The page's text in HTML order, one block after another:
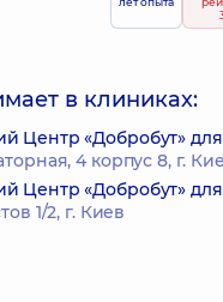
в клиниках:
Центр «Добробут»
4 корпус 8, г.
Центр «Добробут»
1/2, г. Киев